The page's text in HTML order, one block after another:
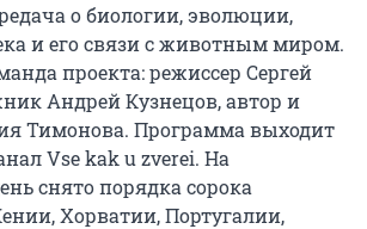
о биологии, эволюции,
и его связи с животным миром.
проекта: режиссер Сергей
Андрей Кузнецов, автор и
Тимонова. Программа выходит
Vse kak u zverei. На
снято порядка сорока
Хорватии, Португалии,